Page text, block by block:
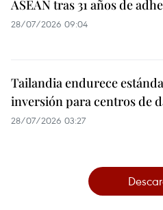
ASEAN tras 31 años de
28/07/2026 09:04
Tailandia endurece
inversión para centros de
28/07/2026 03:27